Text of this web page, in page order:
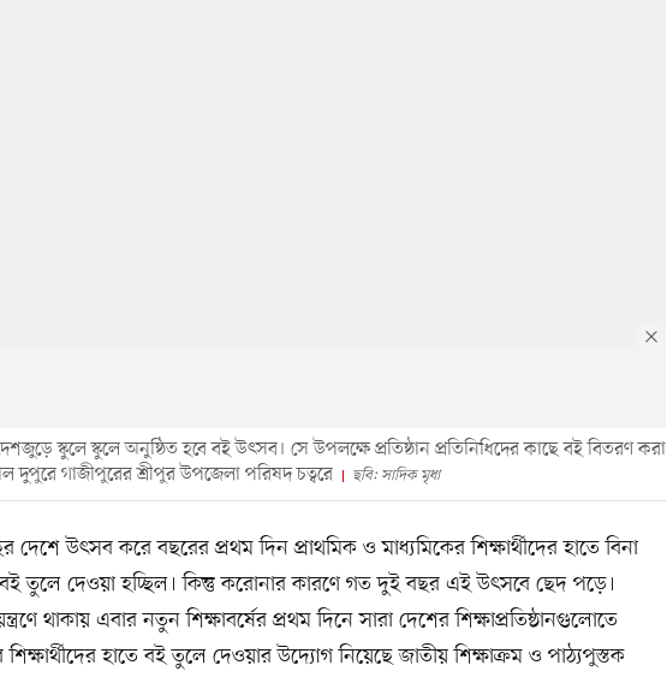
স্কুলে স্কুলে অনুষ্ঠিত হবে বই উৎসব। সে উপলক্ষে প্রতিষ্ঠান প্রতিনিধিদের কাছে বই বিতরণ করা
দুপুরে গাজীপুরের শ্রীপুর উপজেলা পরিষদ চত্বরে
ছবি: সাদিক মৃধা
দেশে উৎসব করে বছরের প্রথম দিন প্রাথমিক ও মাধ্যমিকের শিক্ষার্থীদের হাতে বিনা
তুলে দেওয়া হচ্ছিল। কিন্তু করোনার কারণে গত দুই বছর এই উৎসবে ছেদ পড়ে।
থাকায় এবার নতুন শিক্ষাবর্ষের প্রথম দিনে সারা দেশের শিক্ষাপ্রতিষ্ঠানগুলোতে
হাতে বই তুলে দেওয়ার উদ্যোগ নিয়েছে জাতীয় শিক্ষাক্রম ও পাঠ্যপুস্তক